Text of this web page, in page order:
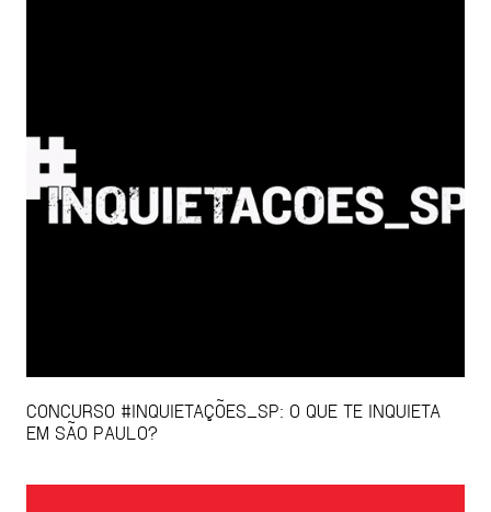
CONCURSO #INQUIETAÇÕES_SP: O QUE TE INQUIETA
EM SÃO PAULO?